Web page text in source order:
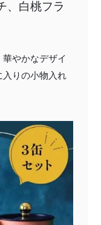
、白桃フラ
やかなデザイ
入りの小物入れ